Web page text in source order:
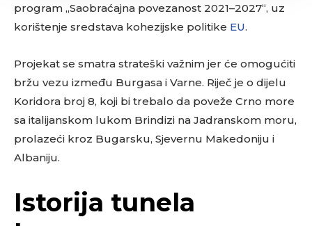
program „Saobraćajna povezanost 2021–2027“, uz
korištenje sredstava kohezijske politike EU.
Projekat se smatra strateški važnim jer će omogućiti
bržu vezu između Burgasa i Varne. Riječ je o dijelu
Koridora broj 8, koji bi trebalo da poveže Crno more
sa italijanskom lukom Brindizi na Jadranskom moru,
prolazeći kroz Bugarsku, Sjevernu Makedoniju i
Albaniju.
Istorija tunela